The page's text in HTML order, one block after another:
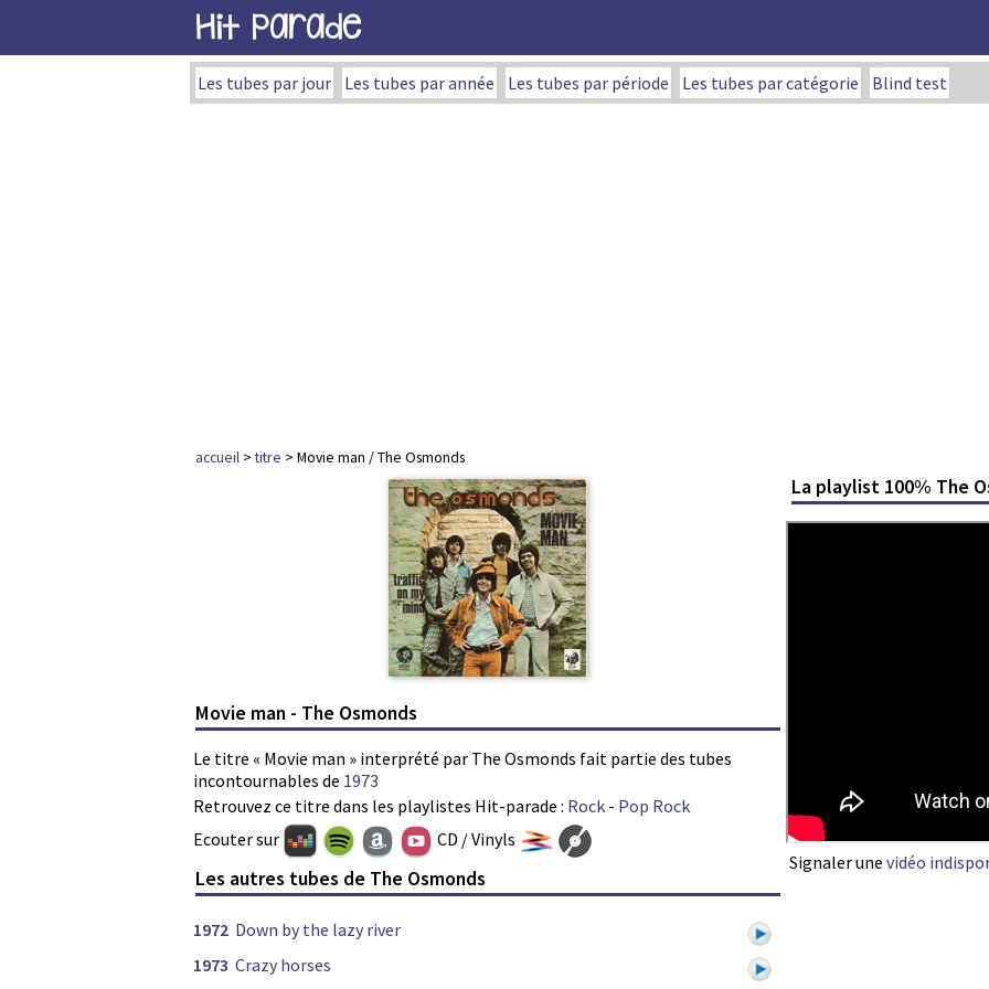
Hit Parade
Les tubes par jour Les tubes par année Les tubes par période Les tubes par catégorie Blind test
accueil >titre > Movie man / The Osmonds
Movie man - The Osmonds
Le titre « Movie man » interprété par The Osmonds fait partie des tubes
incontournables de 1973
Retrouvez ce titre dans les playlistes Hit-parade : Rock - Pop Rock
La playlist 100% The
Signaler une vidéo
Ecouter sur CD / Vinyls
Les autres tubes de The Osmonds
1972 Down by the lazy river
1973 Crazy horses